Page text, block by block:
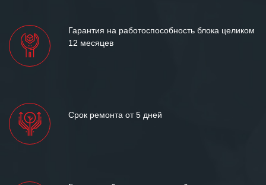
Гарантия на работоспособность блока целиком
12 месяцев
Срок ремонта от 5 дней